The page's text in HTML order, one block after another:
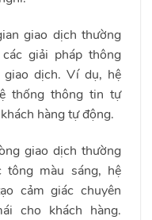
giao dịch thường
giải pháp thông
dịch. Ví dụ, hệ
thống thông tin tự
hàng tự động.
giao dịch thường
màu sáng, hệ
cảm giác chuyên
cho khách hàng.